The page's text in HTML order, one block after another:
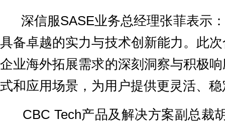
深信服SASE业务总经理张菲表示：
具备卓越的实力与技术创新能力。此
企业海外拓展需求的深刻洞察与积极
式和应用场景，为用户提供更灵活、
CBC Tech产品及解决方案副总裁